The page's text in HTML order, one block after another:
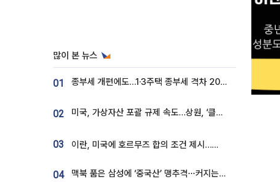
많이 본 뉴스
01 종부세 개편에도…1·3주택 종부세 격차 2028년부터 확대
02 미국, 가상자산 포괄 규제 속도…상원, ‘클래리티법’ 9월 절차투표 추진
03 이란, 미국에 호르무즈 합의 조건 제시…美 “경기 아직 안 끝나” [종합]
04 맥북 품은 삼성에 ‘중국산’ 맹추격⋯커지는 노트북 OLED 시장